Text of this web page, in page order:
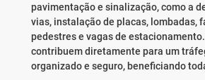
pavimentação e sinalização, como a
vias, instalação de placas, lombadas,
pedestres e vagas de
contribuem diretamente para um
organizado e seguro, beneficiando